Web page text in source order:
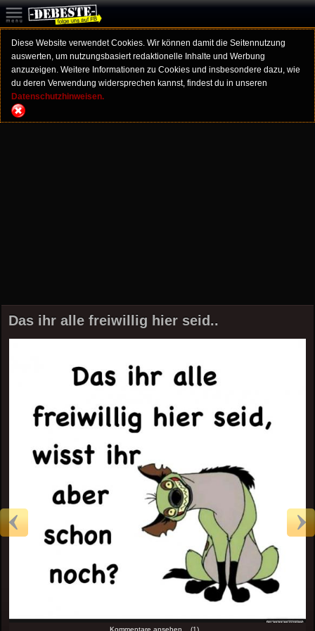
Diese Website verwendet Cookies. Wir können damit die Seitennutzung
auswerten, um nutzungsbasiert redaktionelle Inhalte und Werbung
anzuzeigen. Weitere Informationen zu Cookies und insbesondere dazu, wie
du deren Verwendung widersprechen kannst, findest du in unseren
Datenschutzhinweisen.
Das ihr alle freiwillig hier seid..
Kommentare ansehen... (1)